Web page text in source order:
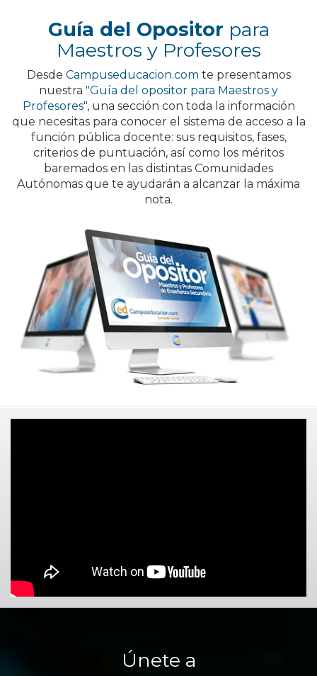
Guía del Opositor para
Maestros y Profesores
Desde Campuseducacion.com te presentamos
nuestra "Guía del opositor para Maestros y
Profesores", una sección con toda la información
que necesitas para conocer el sistema de acceso a la
función pública docente: sus requisitos, fases,
criterios de puntuación, así como los méritos
baremados en las distintas Comunidades
Autónomas que te ayudarán a alcanzar la máxima
nota.
Únete a